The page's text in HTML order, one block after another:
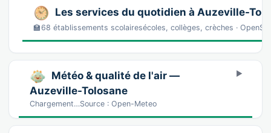
Les services du quotidien à Auzeville-
🏫68 établissements scolairesécoles, collèges, crèches ·
Météo & qualité de l'air —
Auzeville-Tolosane
Chargement…Source : Open-Meteo